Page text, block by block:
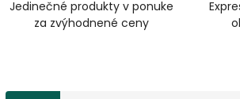
Jedinečné produkty v ponuke
za zvýhodnené ceny